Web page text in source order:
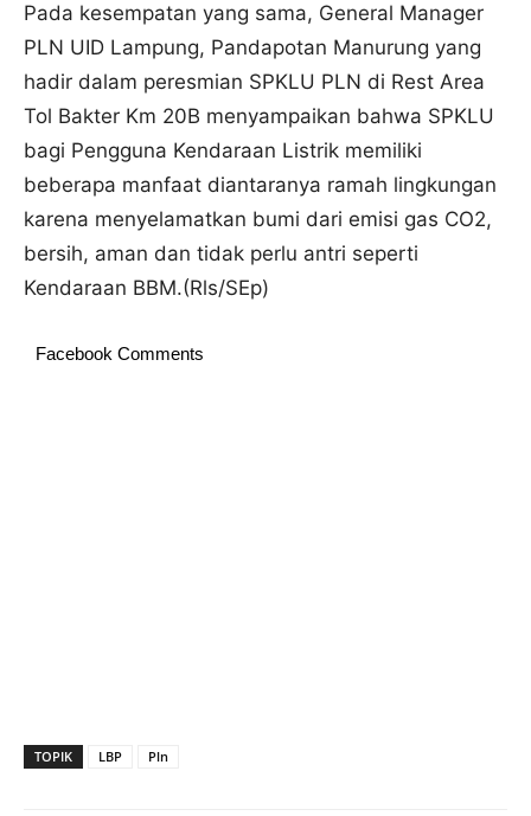
Pada kesempatan yang sama, General Manager
PLN UID Lampung, Pandapotan Manurung yang
hadir dalam peresmian SPKLU PLN di Rest Area
Tol Bakter Km 20B menyampaikan bahwa SPKLU
bagi Pengguna Kendaraan Listrik memiliki
beberapa manfaat diantaranya ramah lingkungan
karena menyelamatkan bumi dari emisi gas CO2,
bersih, aman dan tidak perlu antri seperti
Kendaraan BBM.(Rls/SEp)
Facebook Comments
TOPIK LBP Pln